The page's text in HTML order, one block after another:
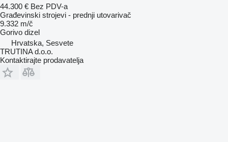
44.300 € Bez PDV-a
Građevinski strojevi - prednji utovarivač
9.332 m/č
Gorivo dizel
Hrvatska, Sesvete
TRUTINA d.o.o.
Kontaktirajte prodavatelja